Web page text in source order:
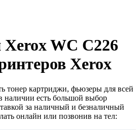
WC C226
Xerox
тонер картриджи, фьюзеры для всей
наличии есть большой выбор
за наличный и безналичный
онлайн или позвонив на тел: